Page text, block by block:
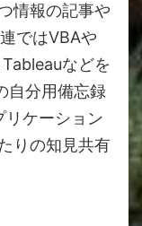
情報の記事や
ではVBAや
などを
自分用備忘録
リケーション
りの知見共有